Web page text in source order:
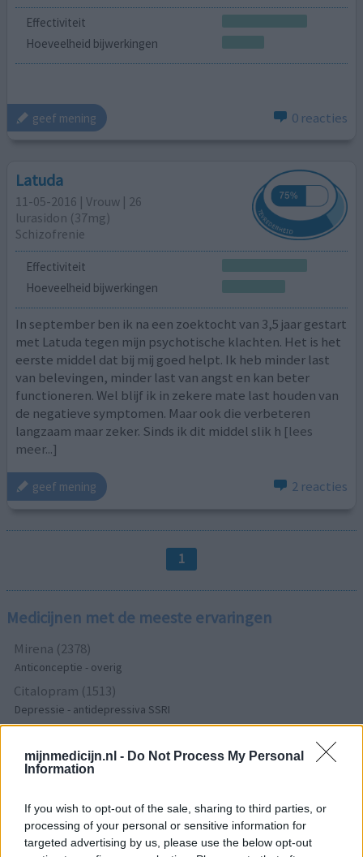
mijnmedicijn.nl - Do Not Process My Personal
Information
If you wish to opt-out of the sale, sharing to third parties, or
processing of your personal or sensitive information for
targeted advertising by us, please use the below opt-out
Effectiviteit
Hoeveelheid bijwerkingen
geef mening 0 reacties
Latuda
11-05-2016 | Vrouw | 26
lurasidon (37mg)
Schizofrenie
Effectiviteit
Hoeveelheid bijwerkingen
In september ben ik na een zoektocht van 3,5 jaar gestart
met Latuda tegen mijn psychotische klachten. Het is het
eerste middel dat bij mij goed helpt. Ik heb minder last
van belevingen, minder last van angst en kan beter
functioneren. Wel blijf ik in zekere mate last houden van
de negatieve symptomen. Maar ook die verbeteren
langzaam maar zeker. Sinds ik dit middel slik h [lees
meer...]
geef mening 2 reacties
1
Medicijnen met de meeste ervaringen
Mirena (2378)
Anticonceptie - overig
Citalopram (1513)
Depressie - antidepressiva SSRI
Depressie - antidepressiva SSRI
Paroxetine (1272)
Simvastatine (1228)
Cholesterol